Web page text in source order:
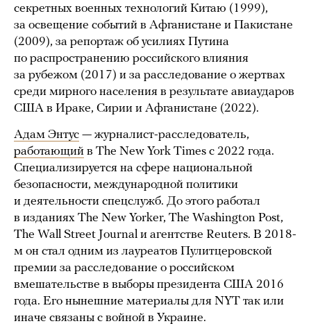
секретных военных технологий Китаю (1999),
за освещение событий в Афганистане и Пакистане
(2009), за репортаж об усилиях Путина
по распространению российского влияния
за рубежом (2017) и за расследование о жертвах
среди мирного населения в результате авиаударов
США в Ираке, Сирии и Афганистане (2022).
Адам Энтус — журналист-расследователь,
работающий в The New York Times с 2022 года.
Специализируется на сфере национальной
безопасности, международной политики
и деятельности спецслужб. До этого работал
в изданиях The New Yorker, The Washington Post,
The Wall Street Journal и агентстве Reuters. В 2018-
м он стал одним из лауреатов Пулитцеровской
премии за расследование о российском
вмешательстве в выборы президента США 2016
года. Его нынешние материалы для NYT так или
иначе связаны с войной в Украине.